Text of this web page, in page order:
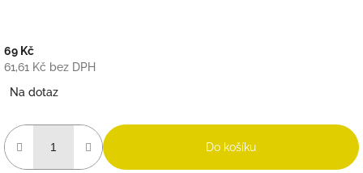
69 Kč
61,61 Kč bez DPH
cena:
Na dotaz
Do košíku